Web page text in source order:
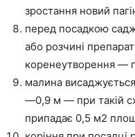
зростання новий
перед посадкою
або розчині
коренеутворення —
малина
—0,9 м — при такій
припадає 0,5 м2